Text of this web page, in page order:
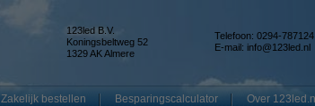
123led B.V.
Koningsbeltweg 52
1329 AK Almere
Telefoon: 0294-787124
E-mail: info@123led.nl
Zakelijk bestellen Besparingscalculator Over 123led.nl